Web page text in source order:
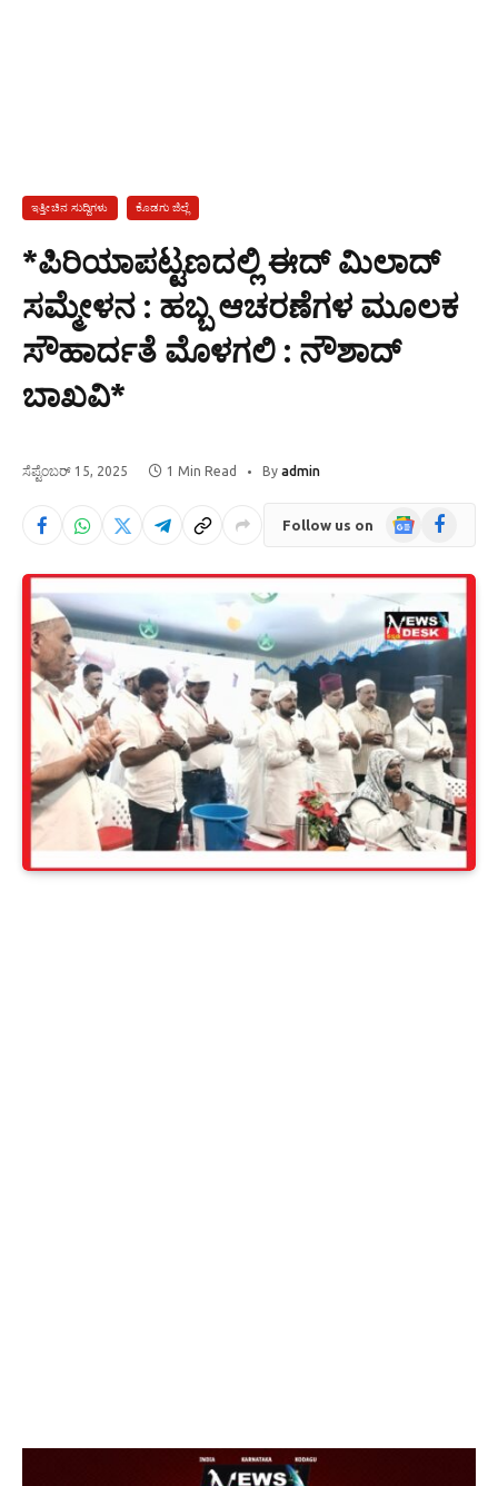
ಇತ್ತೀಚಿನ ಸುದ್ದಿಗಳು ಕೊಡಗು ಜಿಲ್ಲೆ
*ಪಿರಿಯಾಪಟ್ಟಣದಲ್ಲಿ ಈದ್ ಮಿಲಾದ್
ಸಮ್ಮೇಳನ : ಹಬ್ಬ ಆಚರಣೆಗಳ ಮೂಲಕ
ಸೌಹಾರ್ದತೆ ಮೊಳಗಲಿ : ನೌಶಾದ್
ಬಾಖವಿ*
ಸೆಪ್ಟೆಂಬರ್ 15, 2025 1 Min Read By admin
Follow us on
GoogleFacebook